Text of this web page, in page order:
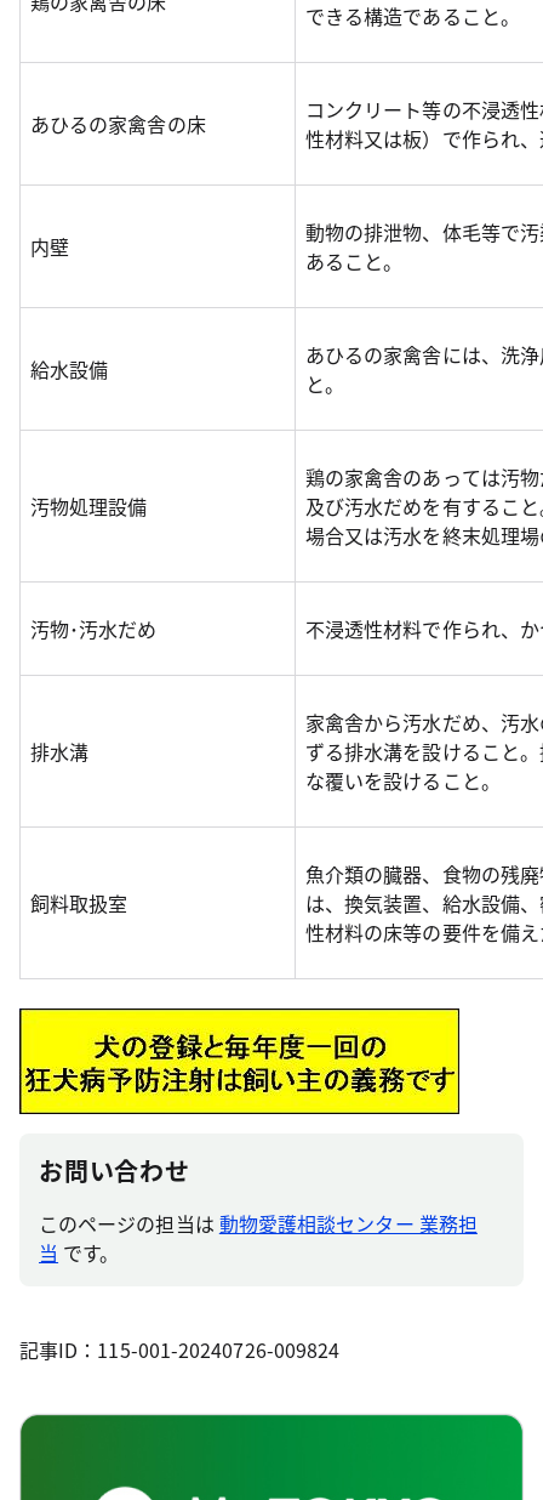
できる構造であること。
あひるの家禽舎の床
コンクリート等の不浸透
性材料又は板）で作られ
内壁
動物の排泄物、体毛等で
あること。
給水設備
あひるの家禽舎には、洗
と。
汚物処理設備
鶏の家禽舎のあっては汚
及び汚水だめを有するこ
場合又は汚水を終末処理
汚物･汚水だめ 不浸透性材料で作られ、
排水溝
家禽舎から汚水だめ、汚
ずる排水溝を設けること
な覆いを設けること。
飼料取扱室
魚介類の臓器、食物の残
は、換気装置、給水設備
性材料の床等の要件を備
お問い合わせ
このページの担当は 動物愛護相談センター 業務担
当 です。
記事ID：115-001-20240726-009824